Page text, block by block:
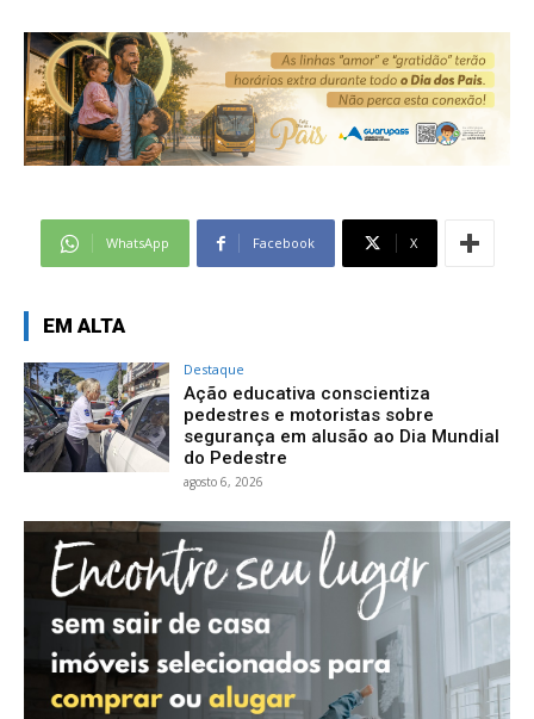
WhatsApp Facebook X
EM ALTA
Destaque
Ação educativa conscientiza
pedestres e motoristas sobre
segurança em alusão ao Dia Mundial
do Pedestre
agosto 6, 2026